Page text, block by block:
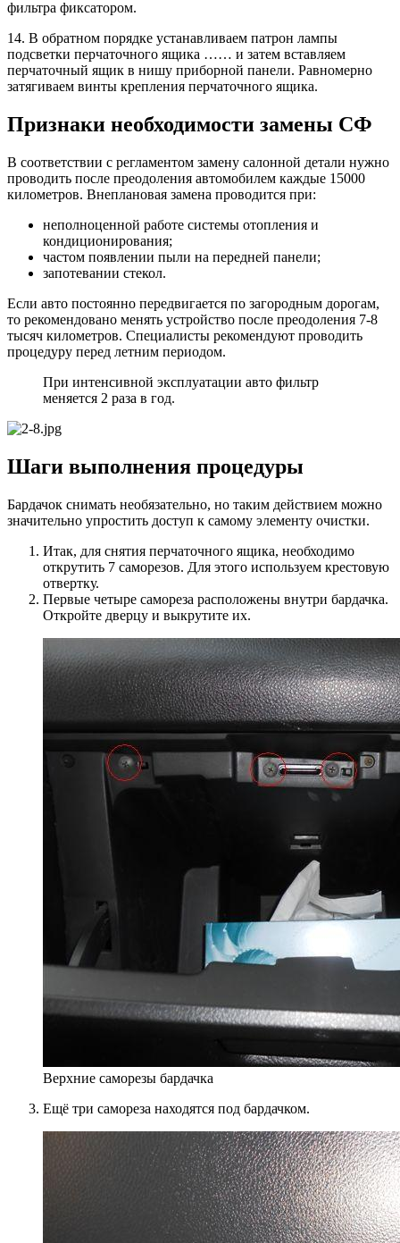
фильтра фиксатором.
14. В обратном порядке устанавливаем патрон лампы
подсветки перчаточного ящика …… и затем вставляем
перчаточный ящик в нишу приборной панели. Равномерно
затягиваем винты крепления перчаточного ящика.
Признаки необходимости замены СФ
В соответствии с регламентом замену салонной детали нужно
проводить после преодоления автомобилем каждые 15000
километров. Внеплановая замена проводится при:
неполноценной работе системы отопления и
кондиционирования;
частом появлении пыли на передней панели;
запотевании стекол.
Если авто постоянно передвигается по загородным дорогам,
то рекомендовано менять устройство после преодоления 7-8
тысяч километров. Специалисты рекомендуют проводить
процедуру перед летним периодом.
При интенсивной эксплуатации авто фильтр
меняется 2 раза в год.
Шаги выполнения процедуры
Бардачок снимать необязательно, но таким действием можно
значительно упростить доступ к самому элементу очистки.
Итак, для снятия перчаточного ящика, необходимо
открутить 7 саморезов. Для этого используем крестовую
отвертку.
Первые четыре самореза расположены внутри бардачка.
Откройте дверцу и выкрутите их.
Верхние саморезы бардачка
Ещё три самореза находятся под бардачком.